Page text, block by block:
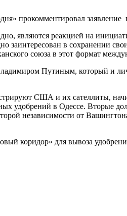
прокомментировал
являются реакцией на
в сохранении
союза в этот формат
Путиным, который и
США и их сателлиты,
удобрений в Одессе. Вторые
независимости от
коридор» для вывоза